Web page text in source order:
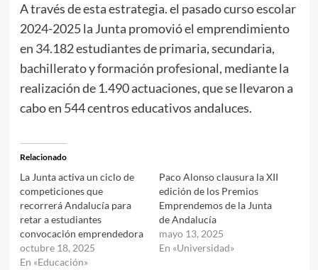
A través de esta estrategia. el pasado curso escolar
2024-2025 la Junta promovió el emprendimiento
en 34.182 estudiantes de primaria, secundaria,
bachillerato y formación profesional, mediante la
realización de 1.490 actuaciones, que se llevaron a
cabo en 544 centros educativos andaluces.
Relacionado
La Junta activa un ciclo de
competiciones que
recorrerá Andalucía para
retar a estudiantes
convocación emprendedora
octubre 18, 2025
En «Educación»
Paco Alonso clausura la XII
edición de los Premios
Emprendemos de la Junta
de Andalucía
mayo 13, 2025
En «Universidad»